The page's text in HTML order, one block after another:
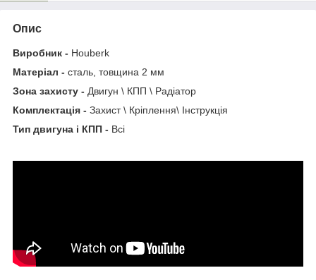
Опис
Виробник - Houberk
Матеріал - сталь, товщина 2 мм
Зона захисту - Двигун \ КПП \ Радіатор
Комплектація - Захист \ Кріплення\ Інструкція
Тип двигуна і КПП - Всі